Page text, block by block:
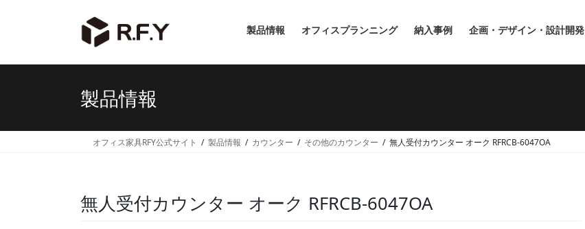
製品情報 オフィスプランニング 納入事例 企画・デザイン・設計開発
製品情報
オフィス家具RFY公式サイト 製品情報 カウンター その他のカウンター 無人受付カウンター オーク RFRCB-6047OA
無人受付カウンター オーク RFRCB-6047OA